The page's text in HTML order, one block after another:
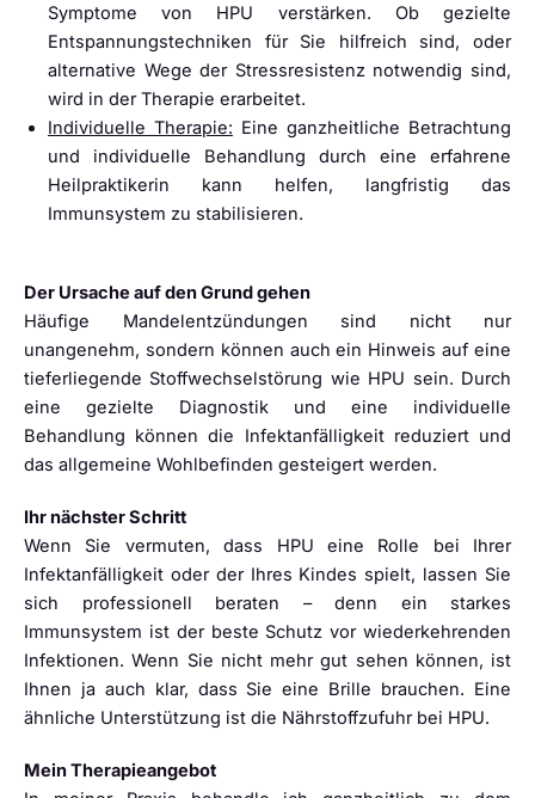
Symptome von HPU verstärken. Ob gezielte
Entspannungstechniken für Sie hilfreich sind, oder
alternative Wege der Stressresistenz notwendig sind,
wird in der Therapie erarbeitet.
Individuelle Therapie: Eine ganzheitliche Betrachtung
und individuelle Behandlung durch eine erfahrene
Heilpraktikerin kann helfen, langfristig das
Immunsystem zu stabilisieren.
Der Ursache auf den Grund gehen
Häufige Mandelentzündungen sind nicht nur
unangenehm, sondern können auch ein Hinweis auf eine
tieferliegende Stoffwechselstörung wie HPU sein. Durch
eine gezielte Diagnostik und eine individuelle
Behandlung können die Infektanfälligkeit reduziert und
das allgemeine Wohlbefinden gesteigert werden.
Ihr nächster Schritt
Wenn Sie vermuten, dass HPU eine Rolle bei Ihrer
Infektanfälligkeit oder der Ihres Kindes spielt, lassen Sie
sich professionell beraten – denn ein starkes
Immunsystem ist der beste Schutz vor wiederkehrenden
Infektionen. Wenn Sie nicht mehr gut sehen können, ist
Ihnen ja auch klar, dass Sie eine Brille brauchen. Eine
ähnliche Unterstützung ist die Nährstoffzufuhr bei HPU.
Mein Therapieangebot